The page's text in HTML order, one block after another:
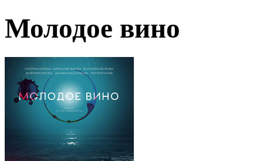
Молодое вино